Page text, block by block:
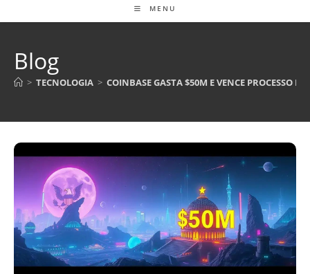
MENU
Blog
> TECNOLOGIA > COINBASE GASTA $50M E VENCE PROCESSO DA